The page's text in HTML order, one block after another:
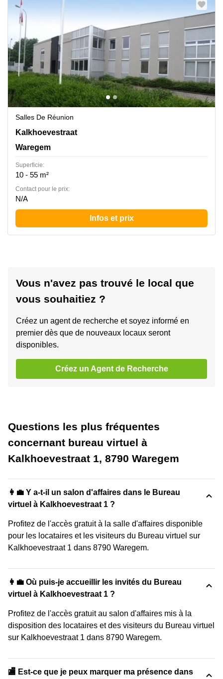
Salles De Réunion
Kalkhoevestraat 1, Waregem
Kalkhoevestraat
Waregem
Superficie:
10 - 55 m²
Contact pour le prix:
N/A
Infos et prix
Vous n'avez pas trouvé le local que
vous souhaitiez ?
Créez un agent de recherche et soyez informé en
premier dès que de nouveaux locaux seront
disponibles.
Créez un Agent de Recherche
Questions les plus fréquentes
concernant bureau virtuel à
Kalkhoevestraat 1, 8790 Waregem
👩‍💼 Y a-t-il un salon d'affaires dans le Bureau
virtuel à Kalkhoevestraat 1 ?
Profitez de l'accès gratuit à la salle d'affaires disponible
pour les locataires et les visiteurs du Bureau virtuel sur
Kalkhoevestraat 1 dans 8790 Waregem.
👩‍💼 Où puis-je accueillir les invités du Bureau
virtuel à Kalkhoevestraat 1 ?
Profitez de l'accès gratuit au salon d'affaires mis à la
disposition des locataires et des visiteurs du Bureau virtuel
sur Kalkhoevestraat 1 dans 8790 Waregem.
🏬 Est-ce que je peux marquer ma présence dans